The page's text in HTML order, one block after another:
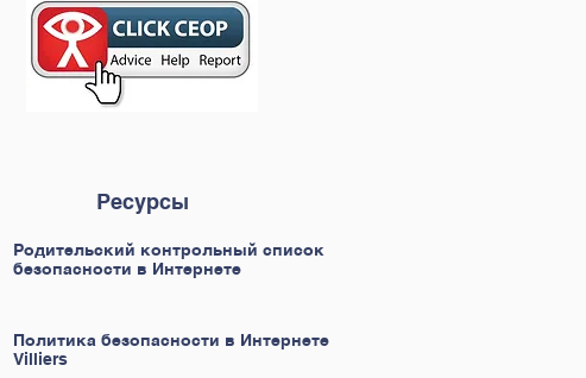
Ресурсы
Родительский контрольный список
безопасности в Интернете
Политика безопасности в Интернете
Villiers